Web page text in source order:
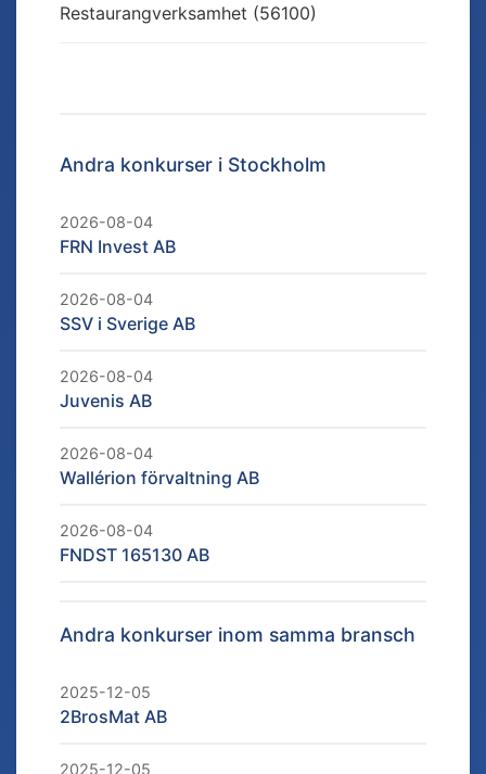
Restaurangverksamhet (56100)
Andra konkurser i Stockholm
2026-08-04
FRN Invest AB
2026-08-04
SSV i Sverige AB
2026-08-04
Juvenis AB
2026-08-04
Wallérion förvaltning AB
2026-08-04
FNDST 165130 AB
Andra konkurser inom samma bransch
2025-12-05
2BrosMat AB
2025-12-05